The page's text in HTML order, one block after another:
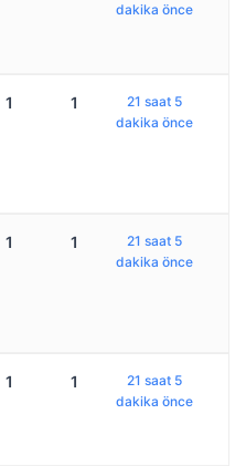
dakika önce
1 1
21 saat 5
dakika önce
1 1
21 saat 5
dakika önce
1 1
21 saat 5
dakika önce